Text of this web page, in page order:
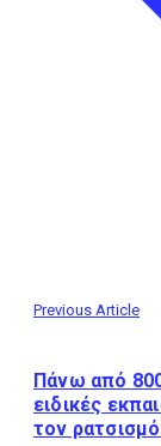
Previous Article
Πάνω από
ειδικές
τον